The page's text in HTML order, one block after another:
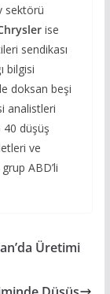
sektörü
ise
sendikası
bilgisi
doksan beşi
analistleri
40 düşüş
ve
ABD’li
Üretimi